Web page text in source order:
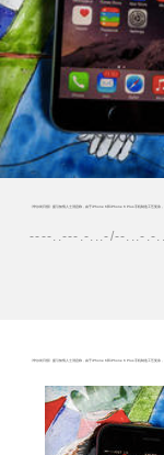
《华尔街日报》援引知情人士消息称，由于iPhone 6和iPhone 6 Plus手机制造工艺复杂，
----..---.-...-/--...-.-
《华尔街日报》援引知情人士消息称，由于iPhone 6和iPhone 6 Plus手机制造工艺复杂，